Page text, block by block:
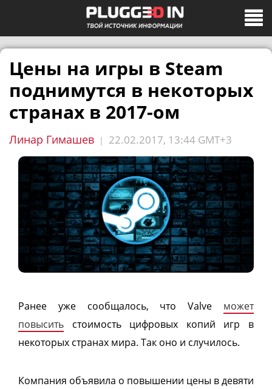
Цены на игры в Steam
поднимутся в некоторых
странах в 2017-ом
Линар Гимашев | 22.02.2017, 13:44 GMT+3
Ранее уже сообщалось, что Valve может
повысить стоимость цифровых копий игр в
некоторых странах мира. Так оно и случилось.
Компания объявила о повышении цены в девяти